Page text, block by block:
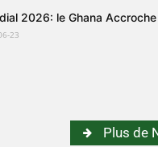
2026: le Ghana Accroche
23
Plus de